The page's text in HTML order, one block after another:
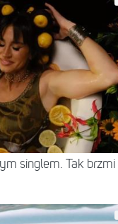
singlem. Tak brzmi